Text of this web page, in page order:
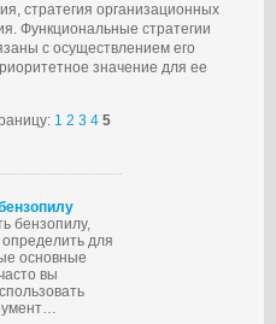
стратегия организационных
Функциональные стратегии
с осуществлением его
значение для ее
1 2 3 4 5
бензопилу,
для
основные
вы